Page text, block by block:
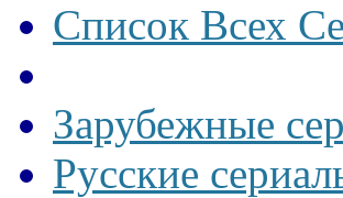
Список Всех
Зарубежные
Русские